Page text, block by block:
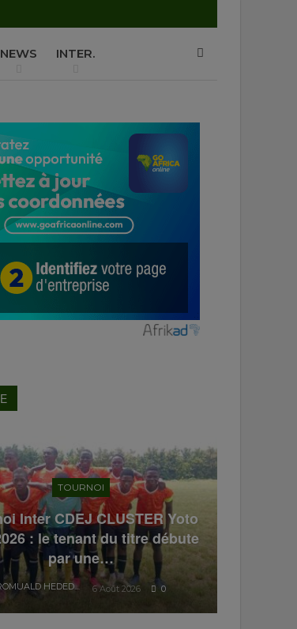
NEWS INTER.
TOURNOI
Inter CDEJ CLUSTER Yoto
: le tenant du titre débute
par une…
ROMUALD HEDEDJI 6 Août 2026 0